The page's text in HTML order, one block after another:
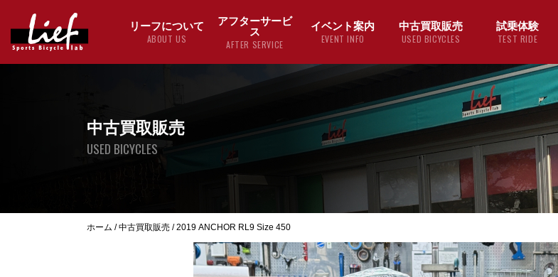
リーフについて
ABOUT US
アフターサービ
ス
AFTER SERVICE
イベント案内
EVENT INFO
中古買取販売
USED BICYCLES
試乗体験
TEST RIDE
中古買取販売
USED BICYCLES
ホーム /中古買取販売 /2019 ANCHOR RL9 Size 450